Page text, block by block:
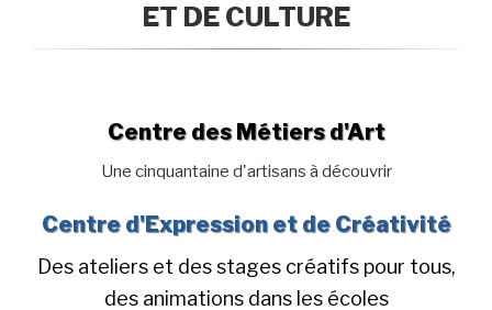
ET DE CULTURE
Centre des Métiers d'Art
Une cinquantaine d'artisans à découvrir
Centre d'Expression et de Créativité
Des ateliers et des stages créatifs pour tous,
des animations dans les écoles